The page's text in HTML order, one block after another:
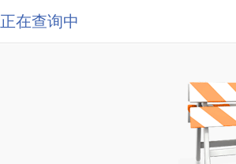
正在查询中